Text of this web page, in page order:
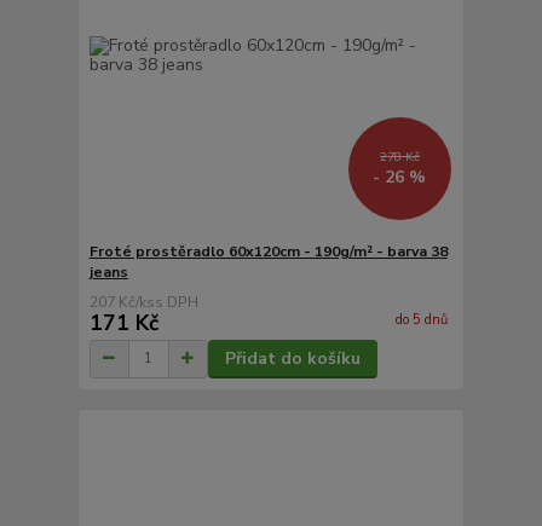
278 Kč
- 26 %
Froté prostěradlo 60x120cm - 190g/m² - barva 38
jeans
207 Kč/ks
171 Kč do 5 dnů
Přidat do košíku